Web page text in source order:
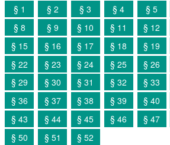
§ 1 § 2 § 3 § 4 § 5
§ 8
§ 9 § 10 § 11 § 12
§ 15
§ 16 § 17 § 18 § 19
§ 22
§ 23 § 24 § 25 § 26
§ 29
§ 30 § 31 § 32 § 33
§ 36
§ 37 § 38 § 39 § 40
§ 43
§ 44 § 45 § 46 § 47
§ 50
§ 51 § 52